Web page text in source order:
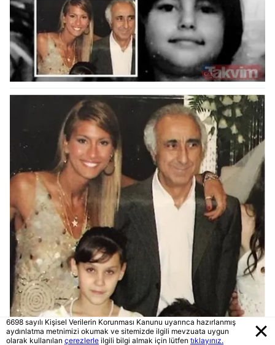
6698 sayılı Kişisel Verilerin Korunması Kanunu uyarınca hazırlanmış
aydınlatma metnimizi okumak ve sitemizde ilgili mevzuata uygun
olarak kullanılan çerezlerle ilgili bilgi almak için lütfen tıklayınız.